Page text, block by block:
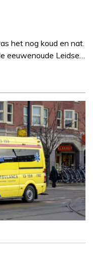
het nog koud en nat.
eeuwenoude Leidse…